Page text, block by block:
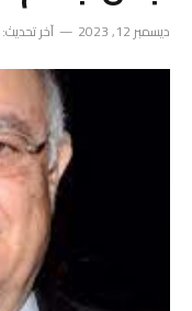
ديسمبر 12, 2023 آخر تحديث: